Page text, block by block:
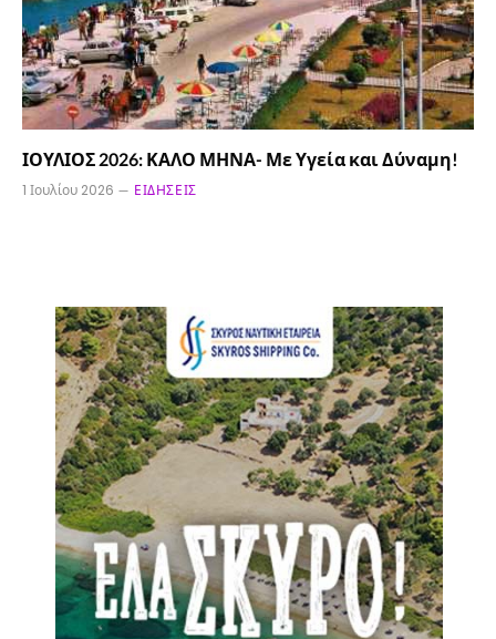
ΙΟΥΛΙΟΣ 2026: ΚΑΛΟ ΜΗΝΑ- Με Υγεία και Δύναμη!
1 Ιουλίου 2026 ΕΙΔΉΣΕΙΣ